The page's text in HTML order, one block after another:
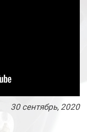
30 сентябрь, 2020